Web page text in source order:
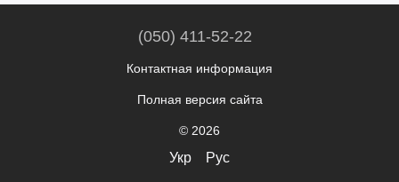
(050) 411-52-22
Контактная информация
Полная версия сайта
© 2026
Укр Рус